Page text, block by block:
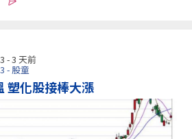
- 3 天前
- 股童
塑化股接棒大漲